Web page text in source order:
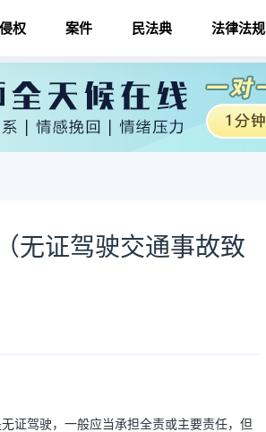
侵权 案件 民法典 法律法规
无证驾驶交通事故致
证驾驶，一般应当承担全责或主要责任，但